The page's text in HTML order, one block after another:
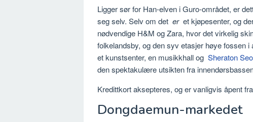
Ligger sør for Han-elven i Guro-området, er
seg selv. Selv om det eret kjøpesenter, og
nødvendige H&M og Zara, hvor det virkelig
folkelandsby, og den syv etasjer høye fossen i
et kunstsenter, en musikkhall og Sheraton
den spektakulære utsikten fra
Kredittkort aksepteres, og er vanligvis åpent
Dongdaemun-markedet